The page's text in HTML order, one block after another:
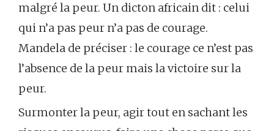
malgré la peur. Un dicton africain dit : celui
qui n’a pas peur n’a pas de courage.
Mandela de préciser : le courage ce n’est pas
l’absence de la peur mais la victoire sur la
peur.
Surmonter la peur, agir tout en sachant les